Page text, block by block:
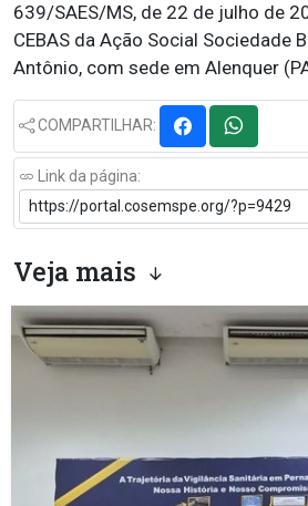
639/SAES/MS, de 22 de julho de
CEBAS da Ação Social Sociedade
Antônio, com sede em Alenquer
COMPARTILHAR:
Link da página:
Veja mais